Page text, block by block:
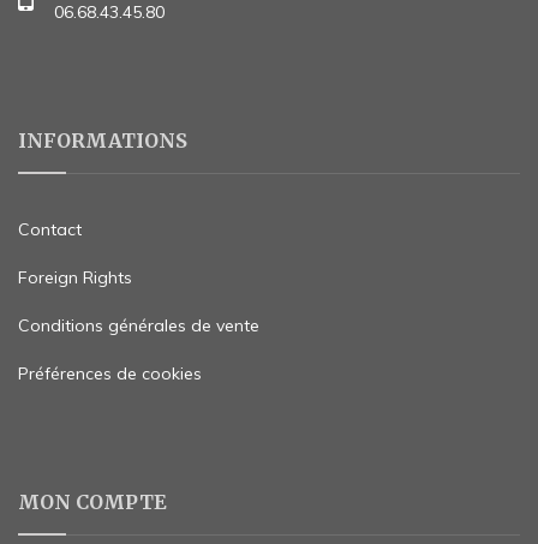
06.68.43.45.80
INFORMATIONS
Contact
Foreign Rights
Conditions générales de vente
Préférences de cookies
MON COMPTE